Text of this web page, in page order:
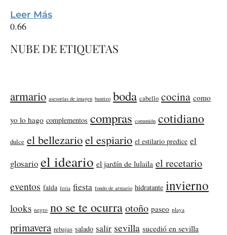
Leer Más
NUBE DE ETIQUETAS
armario asesorías de imagen bautizo boda cabello cocina como
yo lo hago complementos compras comunión cotidiano
dulce el bellezarioel espiario el estilario predice el
glosario el ideario el jardín de lulaila el recetario
eventos falda feria fiesta fondo de armario hidratante invierno
looks negro no se te ocurraotoño paseo playa
primavera rebajas salado salir sevilla sucedió en sevilla